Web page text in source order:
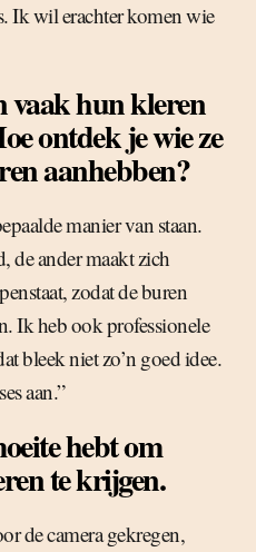
Ik wil erachter komen wie
vaak hun kleren
ontdek je wie ze
aanhebben?
manier van staan.
de ander maakt zich
zodat de buren
Ik heb ook professionele
bleek niet zo’n goed idee.
aan.”
hebt om
te krijgen.
de camera gekregen,